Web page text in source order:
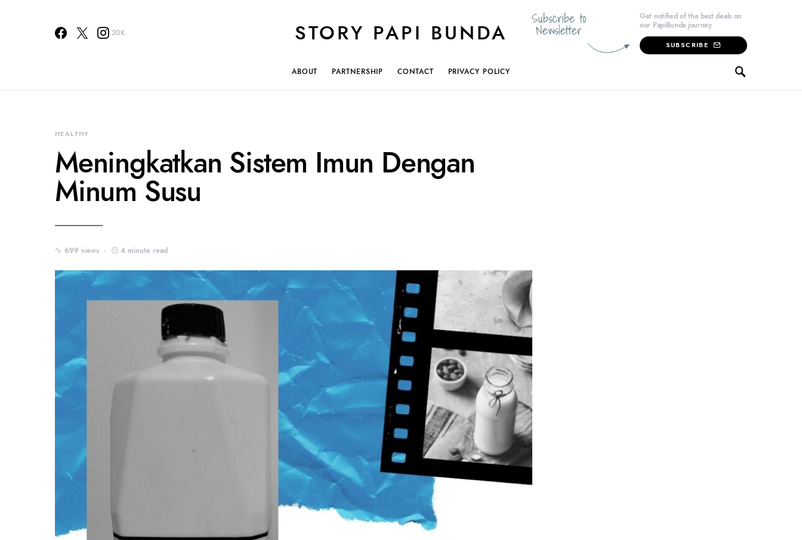
20K STORY PAPI BUNDA
Subscribe to
Newsletter
Get notified of the best deals on
our PapiBunda journey
SUBSCRIBE
ABOUT PARTNERSHIP CONTACT PRIVACY POLICY
HEALTHY
Meningkatkan Sistem Imun Dengan
Minum Susu
699 views 4 minute read